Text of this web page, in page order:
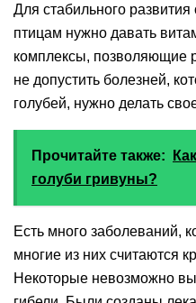
Для стабильного
птицам нужно давать
комплексы, позволяющие
не допустить болезней,
голубей, нужно делать
Прочитайте также:
голуби гривуны?
Есть много заболеваний,
многие из них считаются
Некоторые невозможно